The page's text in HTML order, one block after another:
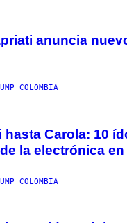
anuncia
COLOMBIA
hasta Carola: 10
la electrónica
COLOMBIA